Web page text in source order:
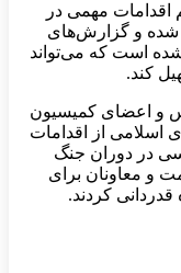
مهمی در
شده و گزارش‌های
است که می‌تواند
کند.
و اعضای کمیسیون
از اقدامات
در دوران جنگ
و معاونان برای
کردند.